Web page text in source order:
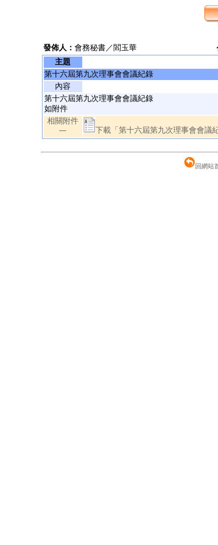
發佈人： 會務秘書／閻玉華
主題
第十六屆第九次理事會會議紀錄
內容
第十六屆第九次理事會會議紀錄
如附件
相關附件
一
下載「第十六屆第九次理事會會議
回網站